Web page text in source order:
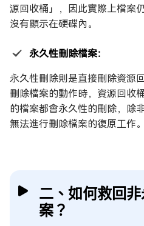
源回收桶」，因此實際上檔案
沒有顯示在硬碟內。
永久性刪除檔案：
永久性刪除則是直接刪除資源
刪除檔案的動作時，資源回收
的檔案都會永久性的刪除，除
無法進行刪除檔案的復原工作。
二、如何救回
案？